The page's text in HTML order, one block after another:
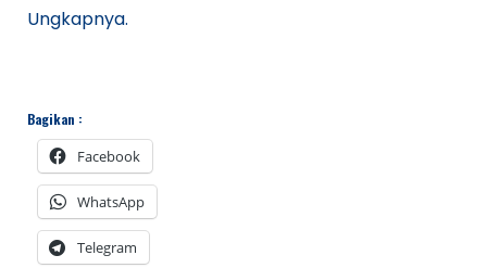
Ungkapnya.
Bagikan :
Facebook
WhatsApp
Telegram